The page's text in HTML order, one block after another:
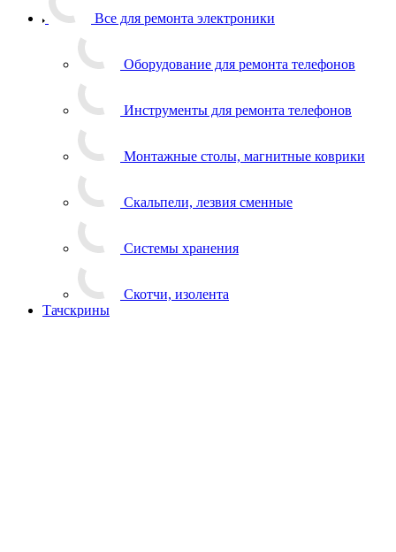
Все для ремонта электроники
Оборудование для ремонта телефонов
Инструменты для ремонта телефонов
Монтажные столы, магнитные коврики
Скальпели, лезвия сменные
Системы хранения
Скотчи, изолента
Тачскрины